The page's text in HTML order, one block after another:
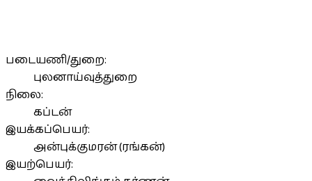
படையணி/துறை:
புலனாய்வுத்துறை
நிலை:
கப்டன்
இயக்கப்பெயர்:
அன்புக்குமரன் (ரங்கன்)
இயற்பெயர்: